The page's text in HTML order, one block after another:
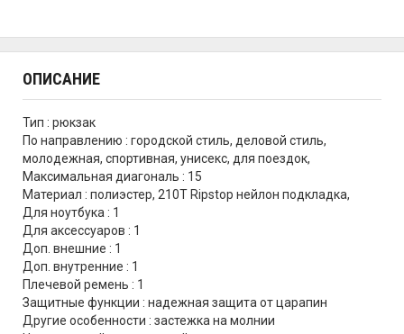
ОПИСАНИЕ
Тип : рюкзак
По направлению : городской стиль, деловой стиль,
молодежная, спортивная, унисекс, для поездок,
Максимальная диагональ : 15
Материал : полиэстер, 210T Ripstop нейлон подкладка,
Для ноутбука : 1
Для аксессуаров : 1
Доп. внешние : 1
Доп. внутренние : 1
Плечевой ремень : 1
Защитные функции : надежная защита от царапин
Другие особенности : застежка на молнии